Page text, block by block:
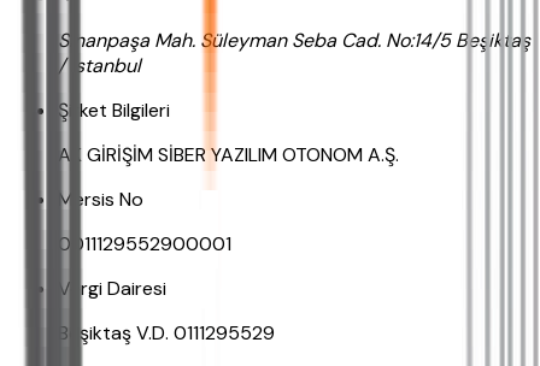
Sinanpaşa Mah. Süleyman Seba Cad. No:14/5 Beşiktaş
/ İstanbul
Şirket Bilgileri
AK GİRİŞİM SİBER YAZILIM OTONOM A.Ş.
Mersis No
0011129552900001
Vergi Dairesi
Beşiktaş V.D. 0111295529